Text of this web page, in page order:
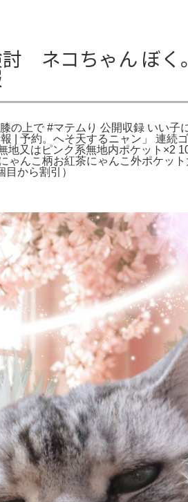
ネコちゃん ぼく
の上で #マテムり 公開収録 いい
| 予約。へそ天するニャン」 連
地又はピンク系無地内ポケット×2
ゃんこ柄お紅茶にゃんこ外ポケッ
から割引）